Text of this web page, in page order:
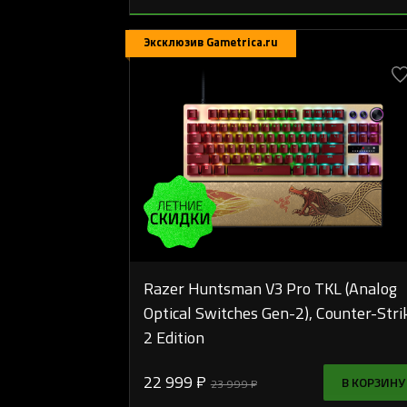
Эксклюзив Gametrica.ru
Razer Huntsman V3 Pro TKL (Analog
Optical Switches Gen-2), Counter-
2 Edition
22 999 ₽ 23 999 ₽ В КОРЗИНУ